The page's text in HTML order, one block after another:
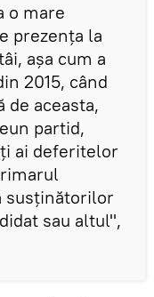
o mare
prezența la
așa cum a
2015, când
de aceasta,
partid,
ai deferitelor
susținătorilor
sau altul",